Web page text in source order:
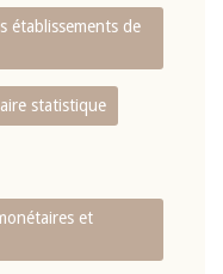
établissements de
statistique
et